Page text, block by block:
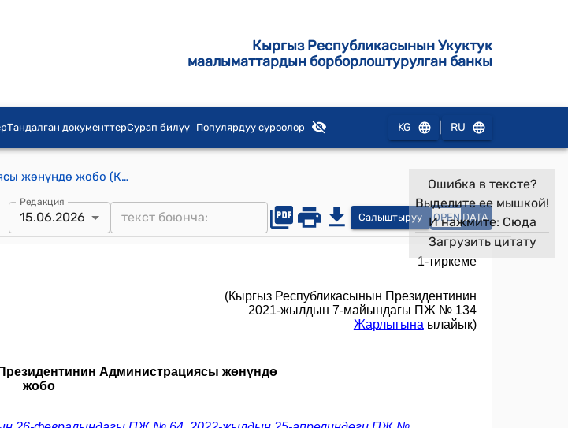
Кыргыз Республикасынын Укуктук
маалыматтардын борборлоштурулган банкы
Тандалган документтерСурап билүү Популярдуу суроолор KG RU
Кыргыз Республикасынын Президентинин Администрациясы жөнүндө жобо (Кыргыз Республикасынын Президентинин 2021-жылдын 7-майындагы ПЖ № 134 жарлыгына ылайык)
Редакция
15.06.2026 Салыштыруу OPEN DATA
Ошибка в тексте?
Выделите ее мышкой!
И нажмите: Сюда
Загрузить цитату